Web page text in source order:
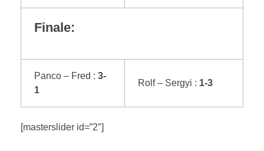
Finale:
Panco – Fred :3-
1
Rolf – Sergyi : 1-3
[masterslider id=”2″]